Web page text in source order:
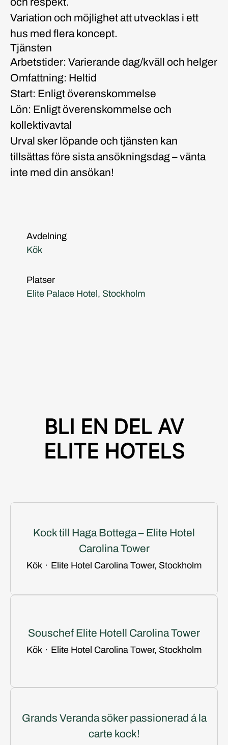
Variation och möjlighet att utvecklas i ett
hus med flera koncept.
Tjänsten
Arbetstider: Varierande dag/kväll och helger
Omfattning: Heltid
Start: Enligt överenskommelse
Lön: Enligt överenskommelse och
kollektivavtal
Urval sker löpande och tjänsten kan
tillsättas före sista ansökningsdag – vänta
inte med din ansökan!
Avdelning
Kök
Platser
Elite Palace Hotel, Stockholm
BLI EN DEL AV
ELITE HOTELS
Kock till Haga Bottega – Elite Hotel
Carolina Tower
Kök · Elite Hotel Carolina Tower, Stockholm
Souschef Elite Hotell Carolina Tower
Kök · Elite Hotel Carolina Tower, Stockholm
Grands Veranda söker passionerad á la
carte kock!